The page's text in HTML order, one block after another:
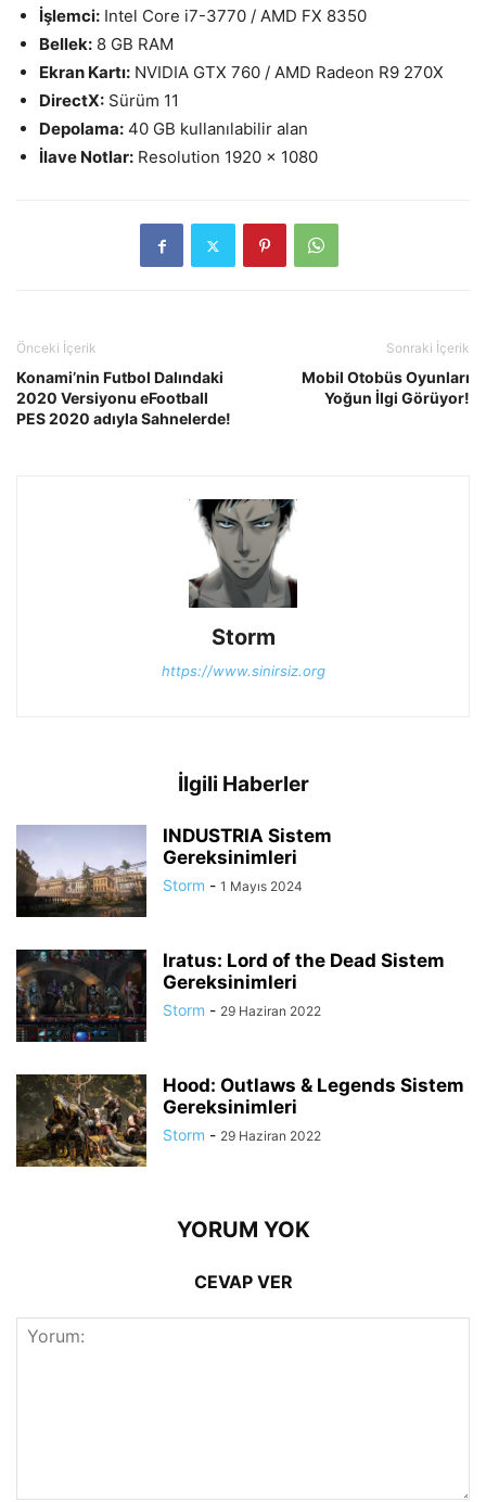
İşlemci: Intel Core i7-3770 / AMD FX 8350
Bellek: 8 GB RAM
Ekran Kartı: NVIDIA GTX 760 / AMD Radeon R9 270X
DirectX: Sürüm 11
Depolama: 40 GB kullanılabilir alan
İlave Notlar: Resolution 1920 x 1080
Önceki İçerik
Konami’nin Futbol Dalındaki
2020 Versiyonu eFootball
PES 2020 adıyla Sahnelerde!
Sonraki İçerik
Mobil Otobüs Oyunları
Yoğun İlgi Görüyor!
Storm
https://www.sinirsiz.org
İlgili Haberler
INDUSTRIA Sistem
Gereksinimleri
Storm - 1 Mayıs 2024
Iratus: Lord of the Dead Sistem
Gereksinimleri
Storm - 29 Haziran 2022
Hood: Outlaws & Legends Sistem
Gereksinimleri
Storm - 29 Haziran 2022
YORUM YOK
CEVAP VER